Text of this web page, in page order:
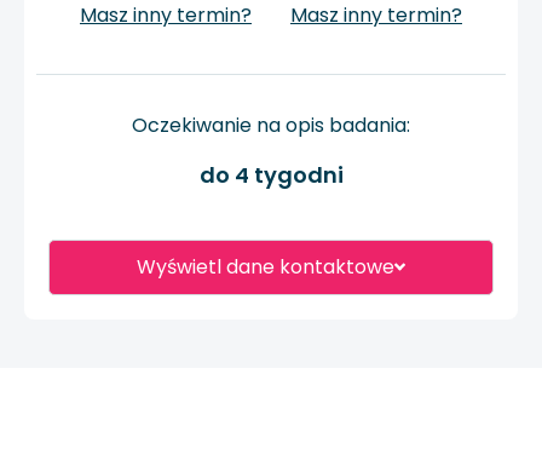
Wyświetl dane kontaktowe
Masz inny termin?
Masz inny termin?
Oczekiwanie na opis badania:
do 4 tygodni